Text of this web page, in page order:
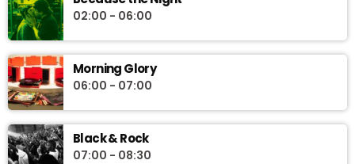
02:00 - 06:00
Morning Glory
06:00 - 07:00
Black & Rock
07:00 - 08:30